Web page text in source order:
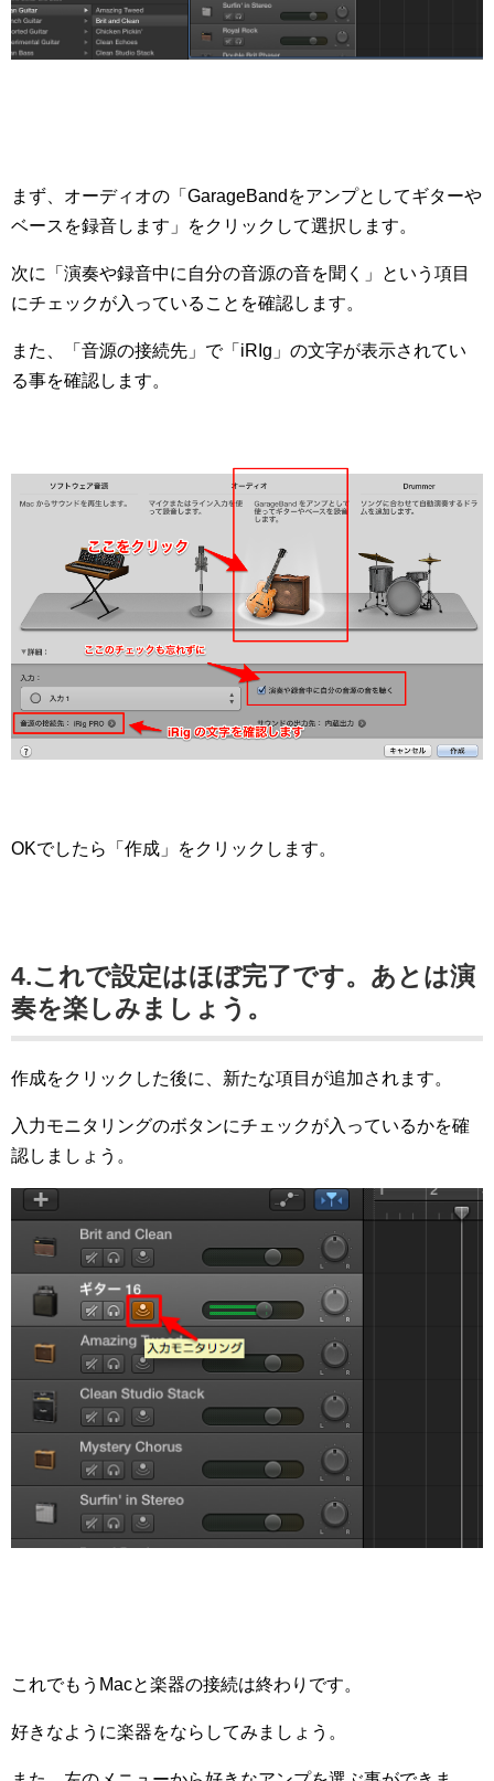
まず、オーディオの「GarageBandをアンプとしてギターや
ベースを録音します」をクリックして選択します。
次に「演奏や録音中に自分の音源の音を聞く」という項目
にチェックが入っていることを確認します。
また、「音源の接続先」で「iRIg」の文字が表示されてい
る事を確認します。
OKでしたら「作成」をクリックします。
4.これで設定はほぼ完了です。あとは演
奏を楽しみましょう。
作成をクリックした後に、新たな項目が追加されます。
入力モニタリングのボタンにチェックが入っているかを確
認しましょう。
これでもうMacと楽器の接続は終わりです。
好きなように楽器をならしてみましょう。